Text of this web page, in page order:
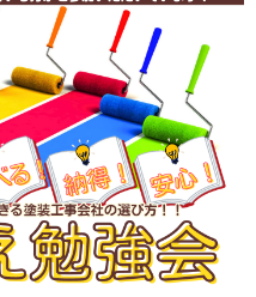
お見積もり
インスタで
最新施工事例
公開中